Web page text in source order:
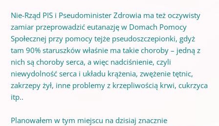
Nie-Rząd PIS i Pseudominister Zdrowia ma też oczywisty
zamiar przeprowadzić eutanazję w Domach Pomocy
Społecznej przy pomocy tejże pseudoszczepionki, gdyż
tam 90% staruszków właśnie ma takie choroby – jedną z
nich są choroby serca, a więc nadciśnienie, czyli
niewydolność serca i układu krążenia, zwężenie tętnic,
zakrzepy żył, inne problemy z krzepliwością krwi, cukrzyca
itp..
Planowałem w tym miejscu na dzisiaj znacznie